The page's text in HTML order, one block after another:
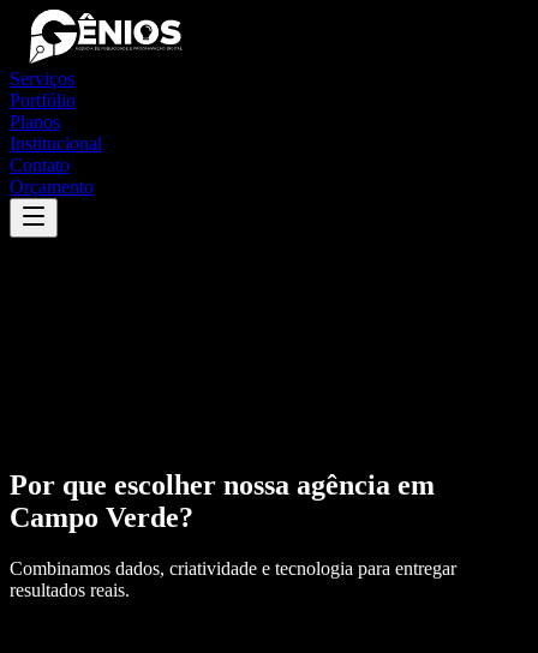
Serviços
Portfólio
Planos
Institucional
Contato
Orçamento
Por que escolher nossa agência em
Campo Verde?
Combinamos dados, criatividade e tecnologia para entregar
resultados reais.